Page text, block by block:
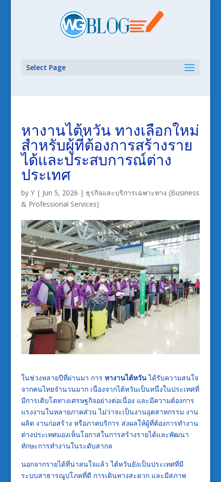
Select Page
หางานไต้หวัน ทางเลือกใหม่
สำหรับผู้ที่ต้องการสร้างราย
ได้และประสบการณ์ต่าง
ประเทศ
by Y| Jun 5, 2026 | ธุรกิจและบริการเฉพาะทาง (Business
& Professional Services)
ในช่วงหลายปีที่ผ่านมา การ หางานไต้หวันได้รับความสนใจ
จากคนไทยจำนวนมาก เนื่องจากไต้หวันเป็นหนึ่งในประเทศที่
มีการเติบโตทางเศรษฐกิจอย่างต่อเนื่อง และมีความต้องการ
แรงงานในหลายภาคส่วน ไม่ว่าจะเป็นงานอุตสาหกรรม งาน
ผลิต งานก่อสร้าง หรือภาคบริการ ส่งผลให้ผู้ที่ต้องการทำงาน
ต่างประเทศมองเห็นโอกาสในการสร้างรายได้และพัฒนา
ทักษะการทำงานในระดับสากล
นอกจากรายได้ที่น่าสนใจแล้ว ไต้หวันยังเป็นประเทศที่มี
ระบบสาธารณูปโภคที่ดี การเดินทางสะดวก และมีสภาพ